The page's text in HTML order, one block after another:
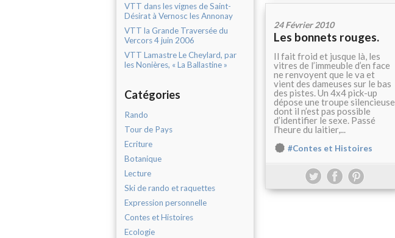
VTT dans les vignes de Saint-
Désirat à Vernosc les Annonay
VTT la Grande Traversée du
Vercors 4 juin 2006
VTT Lamastre Le Cheylard, par
les Nonières, « La Ballastine »
Catégories
Rando
Tour de Pays
Ecriture
Botanique
Lecture
Ski de rando et raquettes
Expression personnelle
Contes et Histoires
Ecologie
24 Février 2010
Les bonnets rouges.
Il fait froid et jusque là, les
vitres de l’immeuble d’en face
ne renvoyent que le va et
vient des dameuses sur le bas
des pistes. Un 4x4 pick-up
dépose une troupe silencieuse
dont il n’est pas possible
d’identifier le sexe. Passé
l’heure du laitier,...
#Contes et Histoires